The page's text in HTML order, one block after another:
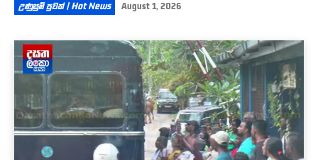
උණුසුම් පුවත් | Hot News August 1, 2026